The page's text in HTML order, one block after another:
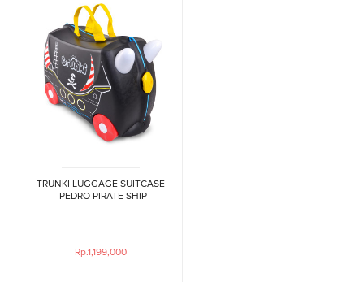
TRUNKI LUGGAGE SUITCASE
- PEDRO PIRATE SHIP
Rp.1,199,000